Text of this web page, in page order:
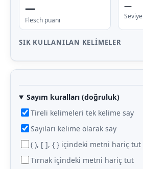
—
Flesch puanı
—
Seviye
SIK KULLANILAN KELIMELER
Sayım kuralları (doğruluk)
Tireli kelimeleri tek kelime say
Sayıları kelime olarak say
( ), [ ], { } içindeki metni hariç tut
Tırnak içindeki metni hariç tut